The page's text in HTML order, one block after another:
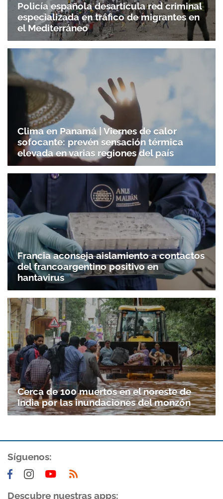
Policía española desarticula red criminal
especializada en tráfico de migrantes en
el Mediterráneo
Clima en Panamá | Viernes de calor
sofocante: prevén sensación térmica
elevada en varias regiones del país
Francia aconseja aislamiento a contactos
del francoargentino positivo en
hantavirus
Cerca de 100 muertos en el noreste de
India por las inundaciones del monzón
Síguenos:
Descubre nuestras apps: